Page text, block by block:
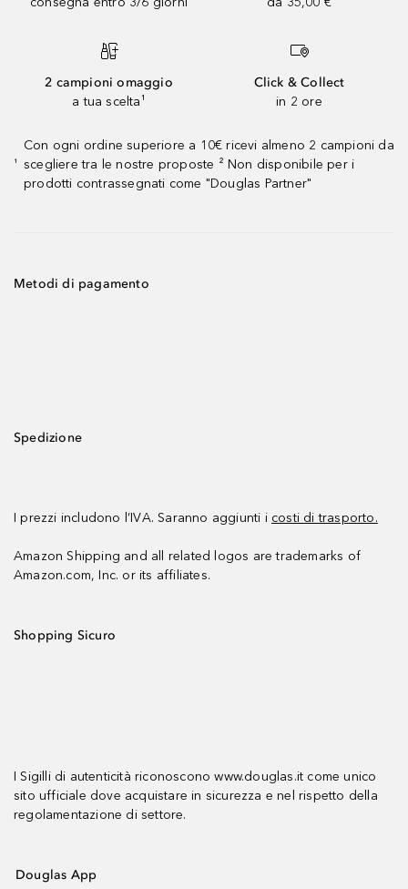
2 campioni omaggio
a tua scelta¹
Click & Collect
in 2 ore
¹
Con ogni ordine superiore a 10€ ricevi almeno 2 campioni da
scegliere tra le nostre proposte ² Non disponibile per i
prodotti contrassegnati come "Douglas Partner"
Metodi di pagamento
Spedizione
I prezzi includono l’IVA. Saranno aggiunti i costi di trasporto.
Amazon Shipping and all related logos are trademarks of
Amazon.com, Inc. or its affiliates.
Shopping Sicuro
I Sigilli di autenticità riconoscono www.douglas.it come unico
sito ufficiale dove acquistare in sicurezza e nel rispetto della
regolamentazione di settore.
Douglas App